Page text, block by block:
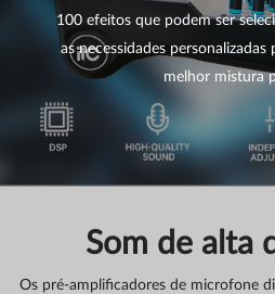
100 efeitos que podem ser
as necessidades
melhor mistura
Som de alta
Os pré-amplificadores de microfone